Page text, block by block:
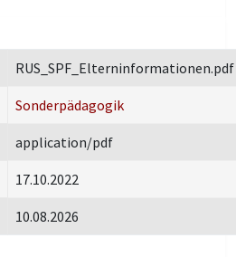
RUS_SPF_Elterninformationen.pdf
Sonderpädagogik
application/pdf
17.10.2022
10.08.2026